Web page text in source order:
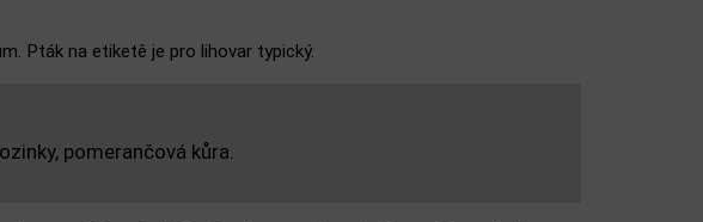
Pták na etiketě je pro lihovar typický.
pomerančová kůra.